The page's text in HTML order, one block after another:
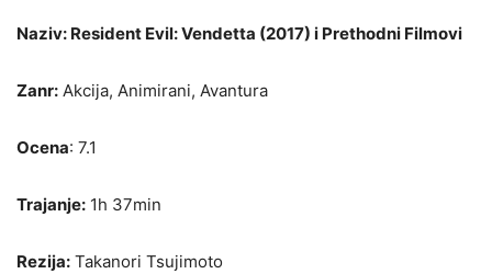
Naziv: Resident Evil: Vendetta (2017) i Prethodni Filmovi
Zanr: Akcija, Animirani, Avantura
Ocena: 7.1
Trajanje: 1h 37min
Rezija: Takanori Tsujimoto